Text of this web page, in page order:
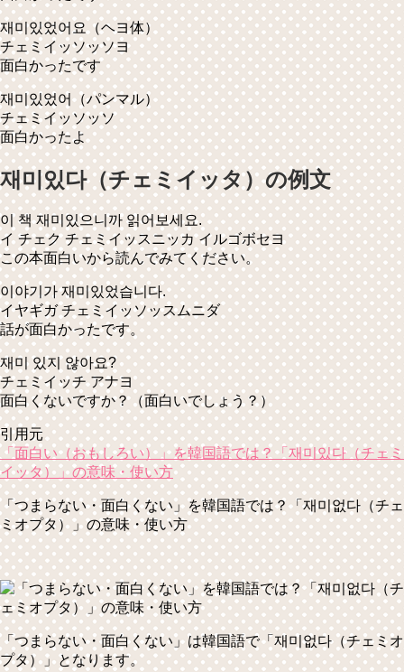
재미있었어요（ヘヨ体）
チェミイッソッソヨ
面白かったです
재미있었어（パンマル）
チェミイッソッソ
面白かったよ
재미있다（チェミイッタ）の例文
이 책 재미있으니까 읽어보세요.
イ チェク チェミイッスニッカ イルゴボセヨ
この本面白いから読んでみてください。
이야기가 재미있었습니다.
イヤギガ チェミイッソッスムニダ
話が面白かったです。
재미 있지 않아요?
チェミイッチ アナヨ
面白くないですか？（面白いでしょう？）
引用元
「面白い（おもしろい）」を韓国語では？「재미있다（チェミ
イッタ）」の意味・使い方
「つまらない・面白くない」を韓国語では？「재미없다（チェ
ミオプタ）」の意味・使い方
「つまらない・面白くない」は韓国語で「재미없다（チェミオ
プタ）」となります。